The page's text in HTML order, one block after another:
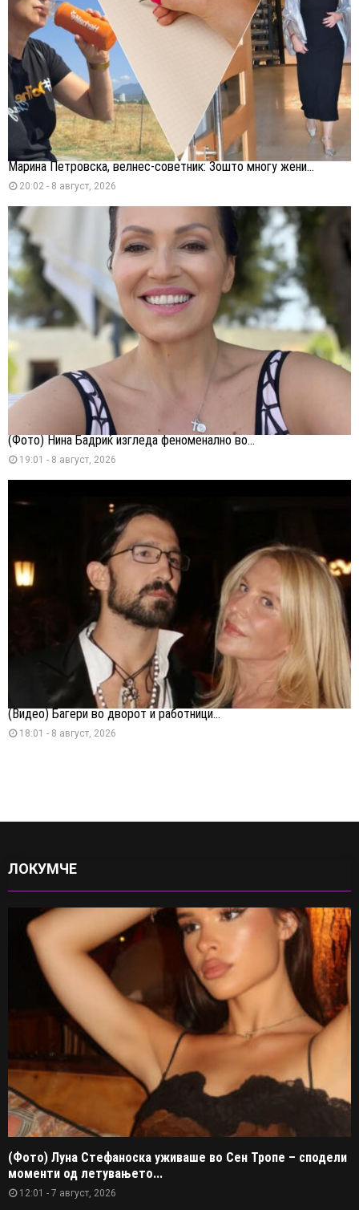
Марина Петровска, велнес-советник: Зошто многу жени...
20:02 - 8 август, 2026
(Фото) Нина Бадриќ изгледа феноменално во...
19:01 - 8 август, 2026
(Видео) Багери во дворот и работници...
18:01 - 8 август, 2026
ЛОКУМЧЕ
(Фото) Луна Стефаноска уживаше во Сен Тропе – сподели
моменти од летувањето...
12:01 - 7 август, 2026